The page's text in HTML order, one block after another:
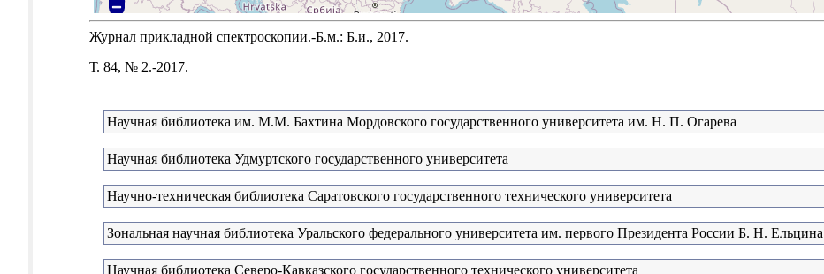
Журнал прикладной спектроскопии.-Б.м.: Б.и., 2017.
Т. 84, № 2.-2017.
Научная библиотека им. М.М. Бахтина Мордовского государственного университета им. Н. П. Огарева
Научная библиотека Удмуртского государственного университета
Научно-техническая библиотека Саратовского государственного технического университета
Зональная научная библиотека Уральского федерального университета им. первого Президента России Б. Н. Ельцина
Научная библиотека Северо-Кавказского государственного технического университета